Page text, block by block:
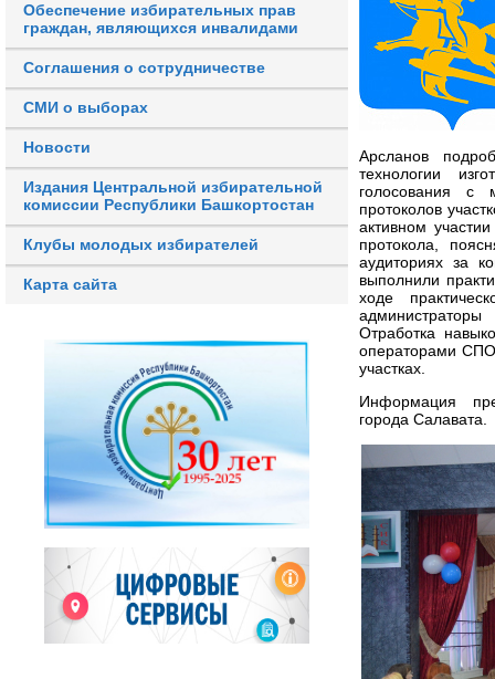
Обеспечение избирательных прав
граждан, являющихся инвалидами
Соглашения о сотрудничестве
СМИ о выборах
Новости
Издания Центральной избирательной
комиссии Республики Башкортостан
Клубы молодых избирателей
Карта сайта
Арсланов
технологии
голосования с
протоколов
активном
протокола,
аудиториях за
выполнили
ходе
Отработка
операторами СПО
участках.
Информация
города Салавата.